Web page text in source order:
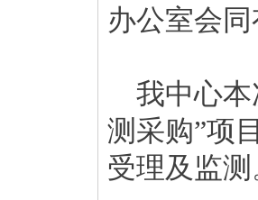
办公室会
我中心
测采购”项
受理及监